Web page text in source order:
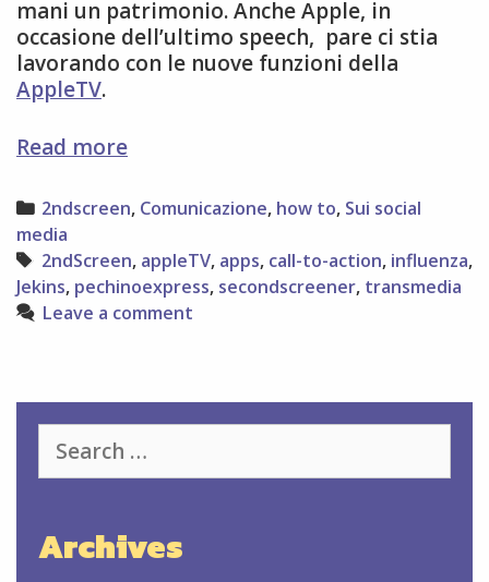
mani un patrimonio. Anche Apple, in
occasione dell’ultimo speech, pare ci stia
lavorando con le nuove funzioni della
AppleTV.
Read moresecond
e
social
media
Categories
2ndscreen, Comunicazione, how to, Sui social
media
Tags
2ndScreen, appleTV, apps, call-to-action, influenza,
Jekins, pechinoexpress, secondscreener, transmedia
Leave a comment
for:
Archives